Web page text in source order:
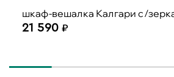
шкаф-вешалка Калгари с/
21 590